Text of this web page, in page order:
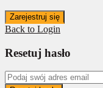
Zarejestruj się
Back to Login
Resetuj hasło